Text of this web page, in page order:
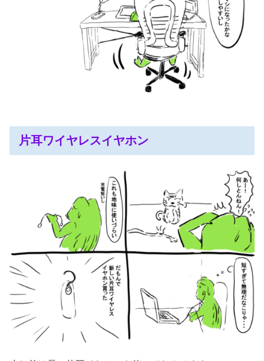
片耳ワイヤレスイヤホン